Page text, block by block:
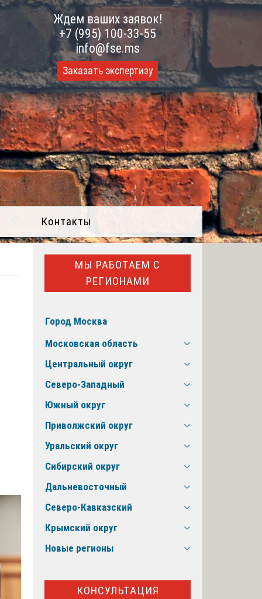
Ждем ваших заявок!
+7 (995) 100-33-55
info@fse.ms
Заказать экспертизу
Контакты
МЫ РАБОТАЕМ С
РЕГИОНАМИ
Город Москва
Московская область
Центральный округ
Северо-Западный
Южный округ
Приволжский округ
Уральский округ
Сибирский округ
Дальневосточный
Северо-Кавказский
Крымский округ
Новые регионы
КОНСУЛЬТАЦИЯ